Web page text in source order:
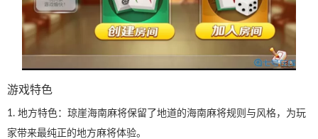
游戏特色
1. 地方特色：琼崖海南麻将保留了地道的海南麻将规则与风格，为玩
家带来最纯正的地方麻将体验。